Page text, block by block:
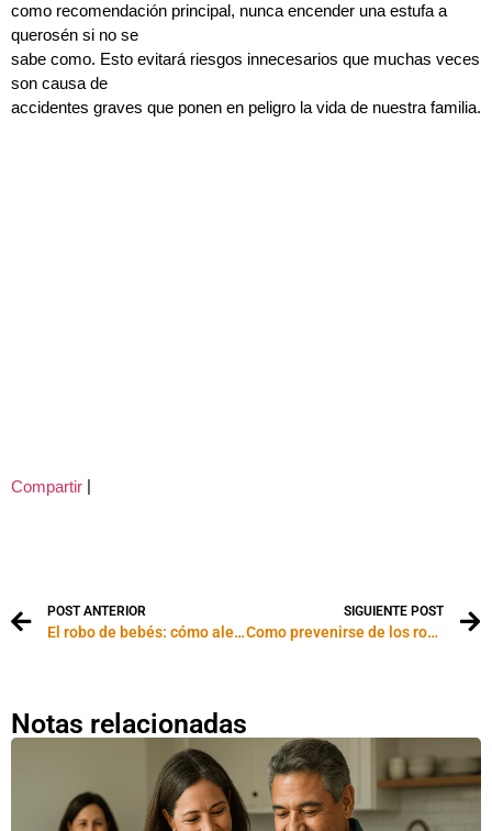
como recomendación principal, nunca encender una estufa a
querosén si no se
sabe como. Esto evitará riesgos innecesarios que muchas veces
son causa de
accidentes graves que ponen en peligro la vida de nuestra familia.
Compartir
POST ANTERIOR
El robo de bebés: cómo alejarse del peligro
SIGUIENTE POST
Como prevenirse de los robos en taxis
Notas relacionadas